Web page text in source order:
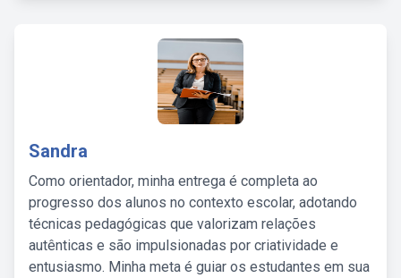
Sandra
Como orientador, minha entrega é completa ao
progresso dos alunos no contexto escolar, adotando
técnicas pedagógicas que valorizam relações
autênticas e são impulsionadas por criatividade e
entusiasmo. Minha meta é guiar os estudantes em sua